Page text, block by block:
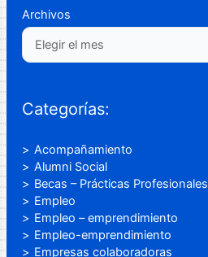
Archivos
Categorías:
Acompañamiento
Alumni Social
Becas – Prácticas Profesionales
Empleo
Empleo – emprendimiento
Empleo-emprendimiento
Empresas colaboradoras